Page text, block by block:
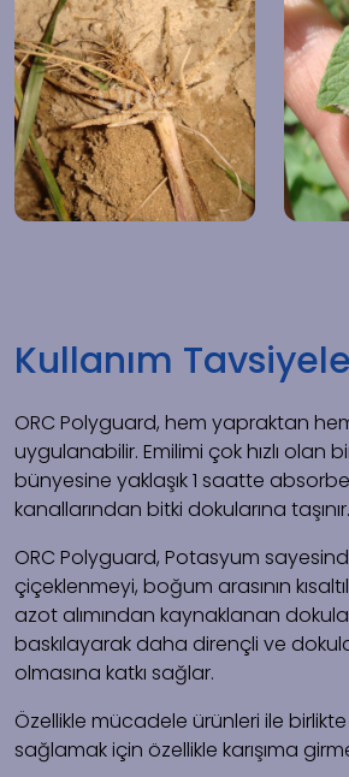
Kullanım
ORC Polyguard, hem yapraktan
uygulanabilir. Emilimi çok hızlı olan
bünyesine yaklaşık 1 saatte
kanallarından bitki dokularına taşınır.
ORC Polyguard, Potasyum
çiçeklenmeyi, boğum arasının
azot alımından kaynaklanan
baskılayarak daha dirençli ve
olmasına katkı sağlar.
Özellikle mücadele ürünleri ile
sağlamak için özellikle karışıma